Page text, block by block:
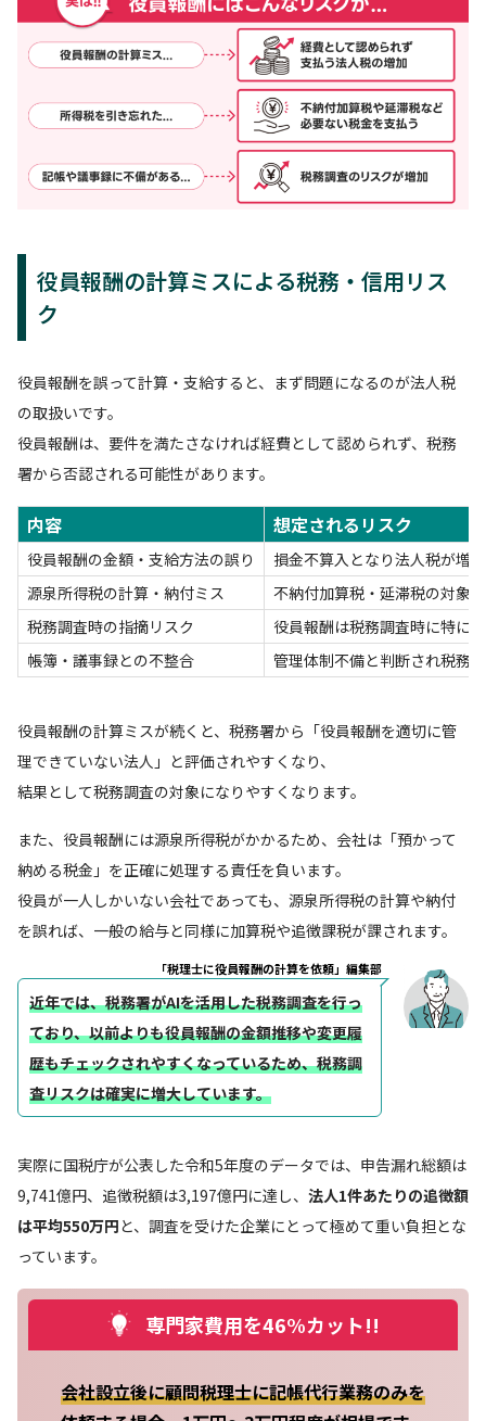
役員報酬の計算ミスによる税務・信用リス
ク
役員報酬を誤って計算・支給すると、まず問題になるのが法人税
の取扱いです。
役員報酬は、要件を満たさなければ経費として認められず、税務
署から否認される可能性があります。
内容 想定されるリスク
役員報酬の金額・支給方法の誤り
損金不算入となり法人税が増加
源泉所得税の計算・納付ミス
不納付加算税・延滞税の対象
税務調査時の指摘リスク
役員報酬は税務調査時に特に
帳簿・議事録との不整合
管理体制不備と判断され税務
役員報酬の計算ミスが続くと、税務署から「役員報酬を適切に管
理できていない法人」と評価されやすくなり、
結果として税務調査の対象になりやすくなります。
また、役員報酬には源泉所得税がかかるため、会社は「預かって
納める税金」を正確に処理する責任を負います。
役員が一人しかいない会社であっても、源泉所得税の計算や納付
を誤れば、一般の給与と同様に加算税や追徴課税が課されます。
「税理士に役員報酬の計算を依頼」編集部
近年では、税務署がAIを活用した税務調査を行っ
ており、以前よりも役員報酬の金額推移や変更履
歴もチェックされやすくなっているため、税務調
査リスクは確実に増大しています。
実際に国税庁が公表した令和5年度のデータでは、申告漏れ総額は
9,741億円、追徴税額は3,197億円に達し、 法人1件あたりの追徴額
は平均550万円と、調査を受けた企業にとって極めて重い負担とな
っています。
専門家費用を46%カット!!
会社設立後に顧問税理士に記帳代行業務のみを